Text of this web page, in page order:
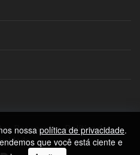
Reservados.Política de
nossa política de privacidade.
que você está ciente e